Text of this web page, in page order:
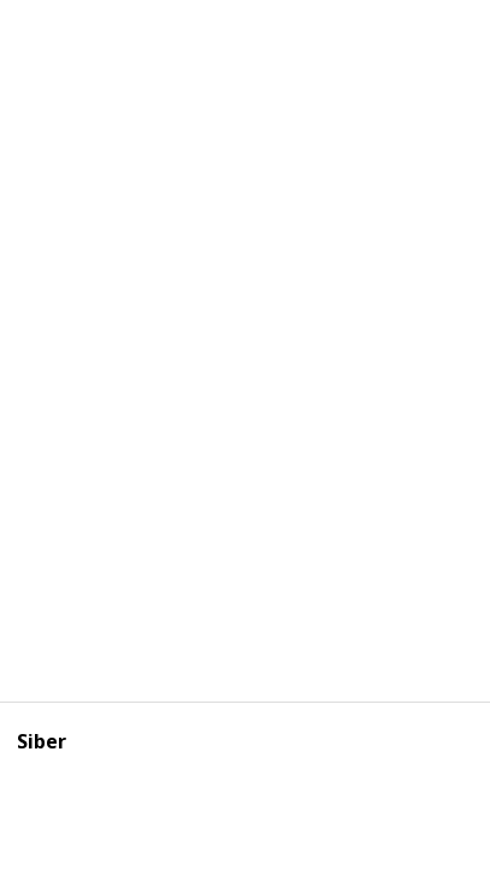
Siber